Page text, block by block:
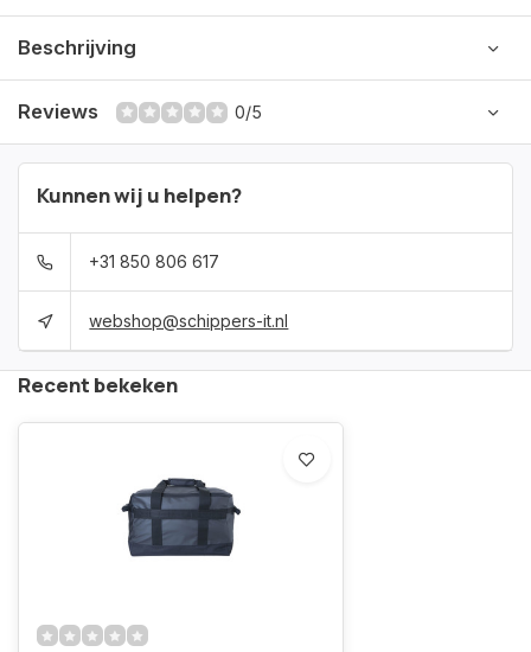
Beschrijving
Reviews 0/5
Kunnen wij u helpen?
+31 850 806 617
webshop@schippers-it.nl
Recent bekeken